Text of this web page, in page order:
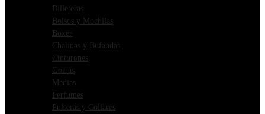
Billeteras
Bolsos y Mochilas
Boxer
Chalinas y Bufandas
Cinturones
Gorras
Medias
Perfumes
Pulseras y Collares